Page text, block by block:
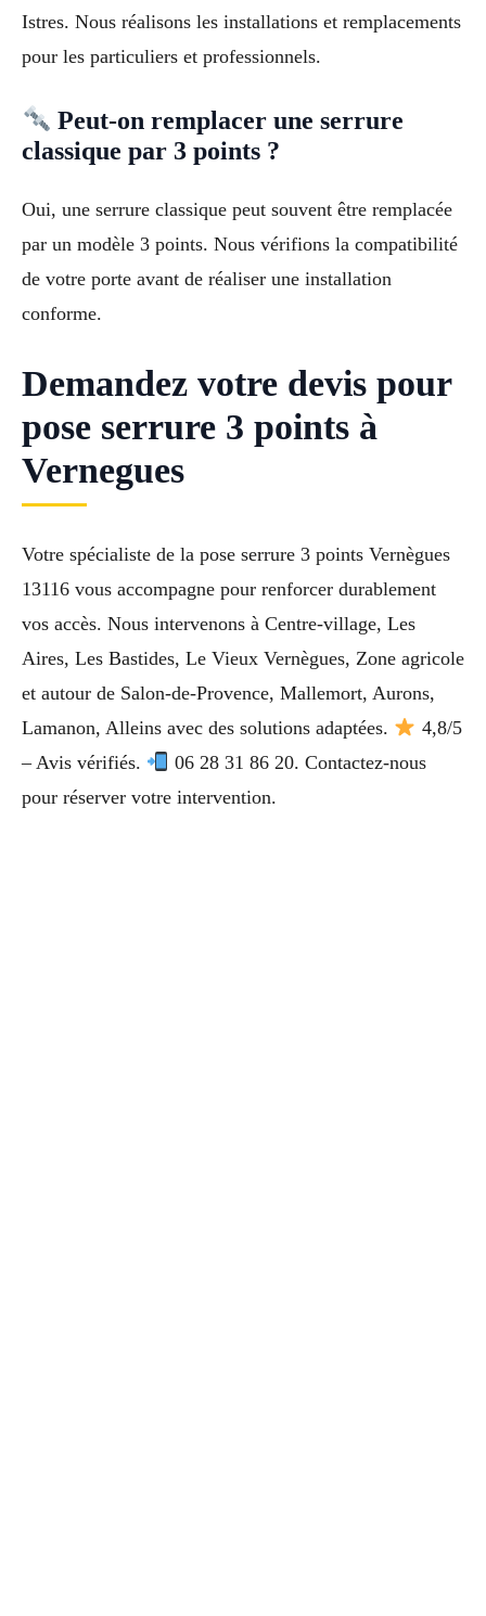
Istres. Nous réalisons les installations et remplacements
pour les particuliers et professionnels.
Peut-on remplacer une serrure
classique par 3 points ?
Oui, une serrure classique peut souvent être remplacée
par un modèle 3 points. Nous vérifions la compatibilité
de votre porte avant de réaliser une installation
conforme.
Demandez votre devis pour
pose serrure 3 points à
Vernegues
Votre spécialiste de la pose serrure 3 points Vernègues
13116 vous accompagne pour renforcer durablement
vos accès. Nous intervenons à Centre-village, Les
Aires, Les Bastides, Le Vieux Vernègues, Zone agricole
et autour de Salon-de-Provence, Mallemort, Aurons,
Lamanon, Alleins avec des solutions adaptées.
4,8/5
– Avis vérifiés.
06 28 31 86 20. Contactez-nous
pour réserver votre intervention.